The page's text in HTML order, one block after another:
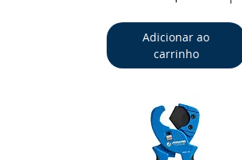
Adicionar ao
carrinho